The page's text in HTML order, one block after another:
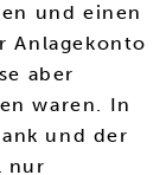
und einen
Anlagekonto
aber
waren. In
und der
nur